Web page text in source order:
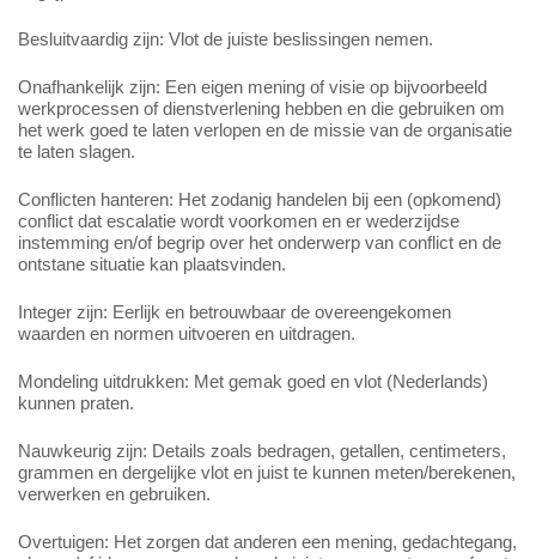
Besluitvaardig zijn: Vlot de juiste beslissingen nemen.
Onafhankelijk zijn: Een eigen mening of visie op bijvoorbeeld
werkprocessen of dienstverlening hebben en die gebruiken om
het werk goed te laten verlopen en de missie van de organisatie
te laten slagen.
Conflicten hanteren: Het zodanig handelen bij een (opkomend)
conflict dat escalatie wordt voorkomen en er wederzijdse
instemming en/of begrip over het onderwerp van conflict en de
ontstane situatie kan plaatsvinden.
Integer zijn: Eerlijk en betrouwbaar de overeengekomen
waarden en normen uitvoeren en uitdragen.
Mondeling uitdrukken: Met gemak goed en vlot (Nederlands)
kunnen praten.
Nauwkeurig zijn: Details zoals bedragen, getallen, centimeters,
grammen en dergelijke vlot en juist te kunnen meten/berekenen,
verwerken en gebruiken.
Overtuigen: Het zorgen dat anderen een mening, gedachtegang,